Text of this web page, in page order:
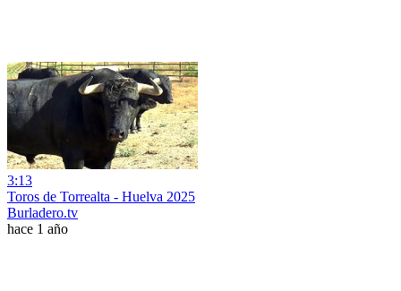
3:13
Toros de Torrealta - Huelva 2025
Burladero.tv
hace 1 año